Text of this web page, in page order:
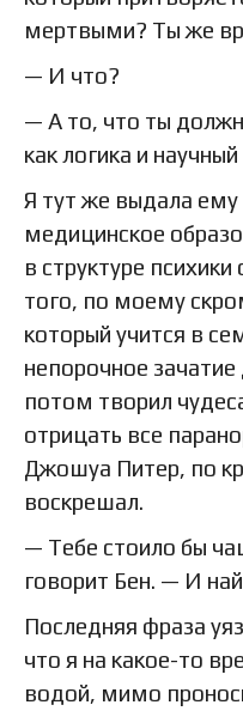
мертвыми? Ты же
— И что?
— А то, что ты
как логика и
Я тут же выдала
медицинское
в структуре
того, по моему
который учится в
непорочное
потом творил
отрицать все
Джошуа Питер, по
воскрешал.
— Тебе стоило бы
говорит Бен. — И
Последняя фраза
что я на какое-то
водой, мимо